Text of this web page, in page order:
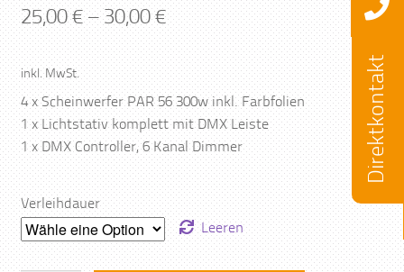
25,00€–30,00€
inkl. MwSt.
4 x Scheinwerfer PAR 56 300w inkl. Farbfolien
1 x Lichtstativ komplett mit DMX Leiste
1 x DMX Controller, 6 Kanal Dimmer
Verleihdauer
Leeren
Direktkontakt